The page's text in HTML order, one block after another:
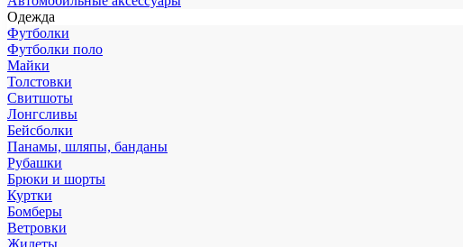
Одежда
Футболки
Футболки поло
Майки
Толстовки
Свитшоты
Лонгсливы
Бейсболки
Панамы, шляпы, банданы
Рубашки
Брюки и шорты
Куртки
Бомберы
Ветровки
Жилеты